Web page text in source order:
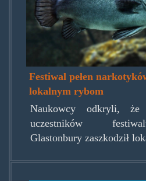
Festiwal pełen
lokalnym rybom
Naukowcy odkryli, że
uczestników
Glastonbury zaszkodził